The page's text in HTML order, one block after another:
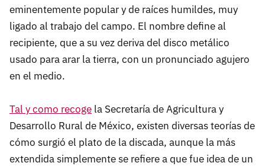
eminentemente popular y de raíces humildes, muy
ligado al trabajo del campo. El nombre define al
recipiente, que a su vez deriva del disco metálico
usado para arar la tierra, con un pronunciado agujero
en el medio.
Tal y como recoge la Secretaría de Agricultura y
Desarrollo Rural de México, existen diversas teorías de
cómo surgió el plato de la discada, aunque la más
extendida simplemente se refiere a que fue idea de un